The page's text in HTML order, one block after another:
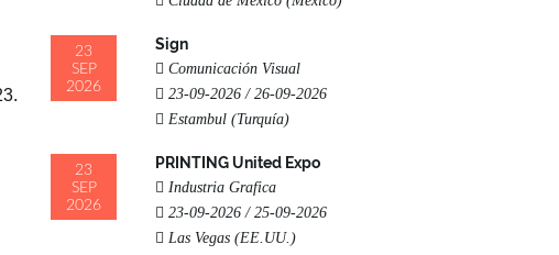
23
SEP
2026
Sign
Comunicación Visual
23-09-2026 / 26-09-2026
Estambul (Turquía)
23
SEP
2026
PRINTING United Expo
Industria Grafica
23-09-2026 / 25-09-2026
Las Vegas (EE.UU.)